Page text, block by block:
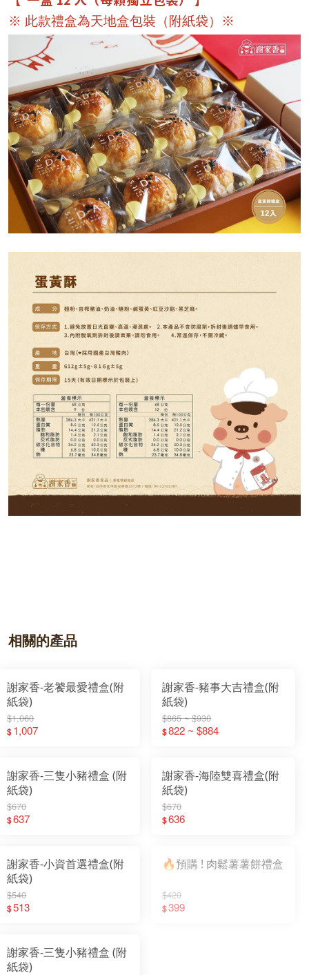
※ 此款禮盒為天地盒包裝（附紙袋）※
相關的產品
謝家香-老饕最愛禮盒(附
紙袋)
$1,060
$1,007
謝家香-豬事大吉禮盒(附
紙袋)
$865 ~ $930
$822 ~ $884
謝家香-三隻小豬禮盒 (附
紙袋)
$670
$637
謝家香-海陸雙喜禮盒(附
紙袋)
$670
$636
謝家香-小資首選禮盒(附
紙袋)
$540
$513
🔥預購 ! 肉鬆薯薯餅禮盒
$420
$399
謝家香-三隻小豬禮盒 (附
紙袋)